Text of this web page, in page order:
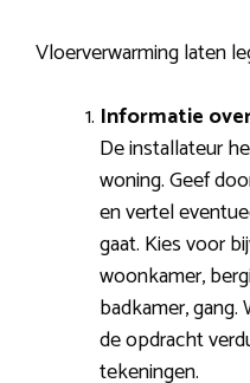
Vloerverwarming laten
Informatie
De installateur
woning. Geef
en vertel
gaat. Kies voor
woonkamer,
badkamer,
de opdracht
tekeningen.